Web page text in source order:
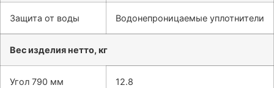
Защита от воды Водонепроницаемые уплотнители
Вес изделия нетто, кг
Угол 790 мм 12.8